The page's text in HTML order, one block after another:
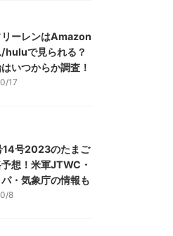
ーレンはAmazon
/huluで見られる？
いつからか調査！
17
14号2023のたまご
想！米軍JTWC・
・気象庁の情報も
8